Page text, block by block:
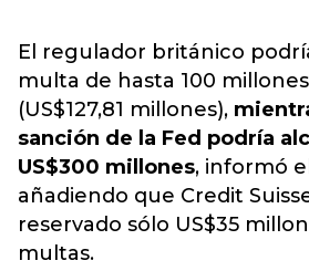
El regulador británico
multa de hasta 100
(US$127,81 millones),
sanción de la Fed podría
US$300 millones, informó
añadiendo que Credit
reservado sólo US$35
multas.